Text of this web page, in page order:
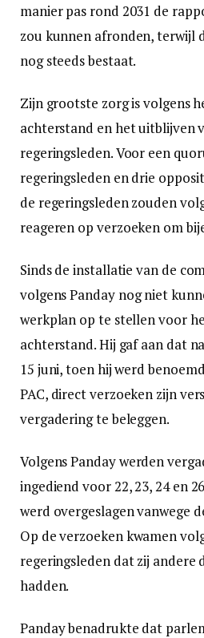
manier pas rond 2031 de
zou kunnen afronden, terwijl
nog steeds bestaat.
Zijn grootste zorg is volgens
achterstand en het uitblijven
regeringsleden. Voor een
regeringsleden en drie
de regeringsleden zouden
reageren op verzoeken om
Sinds de installatie van de
volgens Panday nog niet
werkplan op te stellen voor
achterstand. Hij gaf aan dat
15 juni, toen hij werd
PAC, direct verzoeken zijn
vergadering te beleggen.
Volgens Panday werden
ingediend voor 22, 23, 24 en
werd overgeslagen vanwege
Op de verzoeken kwamen
regeringsleden dat zij andere
hadden.
Panday benadrukte dat